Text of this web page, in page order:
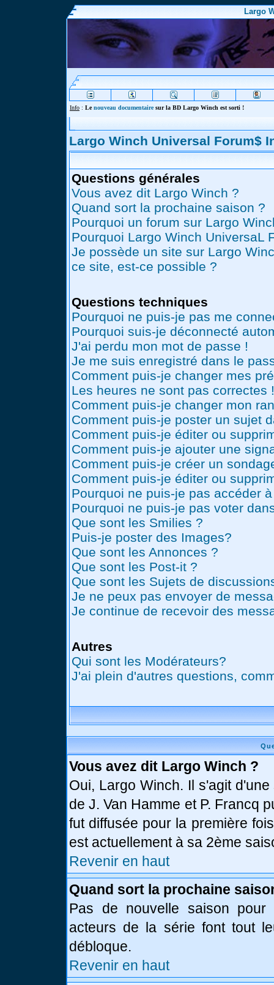
Largo
Info : Lenouveau documentairesur la BD Largo Winch est sorti !
Largo Winch Universal Forum$
Questions générales
Vous avez dit Largo Winch ?
Quand sort la prochaine saison ?
Pourquoi un forum sur Largo
Pourquoi Largo Winch UniversaL
Je possède un site sur Largo
ce site, est-ce possible ?
Questions techniques
Pourquoi ne puis-je pas me
Pourquoi suis-je déconnecté
J'ai perdu mon mot de passe !
Je me suis enregistré dans le
Comment puis-je changer mes
Les heures ne sont pas correctes !
Comment puis-je changer mon
Comment puis-je poster un sujet
Comment puis-je éditer ou
Comment puis-je ajouter une
Comment puis-je créer un
Comment puis-je éditer ou
Pourquoi ne puis-je pas accéder
Pourquoi ne puis-je pas voter
Que sont les Smilies ?
Puis-je poster des Images?
Que sont les Annonces ?
Que sont les Post-it ?
Que sont les Sujets de
Je ne peux pas envoyer de
Je continue de recevoir des
Autres
Qui sont les Modérateurs?
J'ai plein d'autres questions,
Vous avez dit Largo Winch ?
Oui, Largo Winch. Il s'agit
de J. Van Hamme et P. Francq
fut diffusée pour la première
est actuellement à sa 2ème
Revenir en haut
Quand sort la prochaine
Pas de nouvelle saison pour
acteurs de la série font tout
débloque.
Revenir en haut